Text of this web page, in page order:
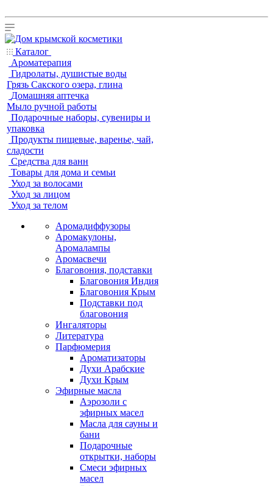
Каталог
Ароматерапия
Гидролаты, душистые воды
Грязь Сакского озера, глина
Домашняя аптечка
Мыло ручной работы
Подарочные наборы, сувениры и
упаковка
Продукты пищевые, варенье, чай,
сладости
Средства для ванн
Товары для дома и семьи
Уход за волосами
Уход за лицом
Уход за телом
Аромадиффузоры
Аромакулоны,
Аромалампы
Аромасвечи
Благовония, подставки
Благовония Индия
Благовония Крым
Подставки под
благовония
Ингаляторы
Литература
Парфюмерия
Ароматизаторы
Духи Арабские
Духи Крым
Эфирные масла
Аэрозоли с
эфирных масел
Масла для сауны и
бани
Подарочные
открытки, наборы
Смеси эфирных
масел